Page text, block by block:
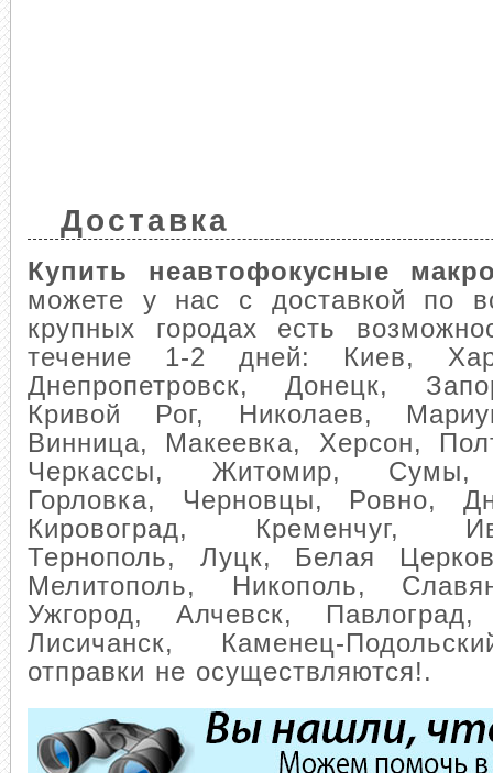
Доставка
Купить неавтофокусные
можете у нас с доставкой по
крупных городах есть
течение 1-2 дней: Киев,
Днепропетровск, Донецк,
Кривой Рог, Николаев,
Винница, Макеевка, Херсон,
Черкассы, Житомир, Сумы,
Горловка, Черновцы, Ровно,
Кировоград, Кременчуг,
Тернополь, Луцк, Белая
Мелитополь, Никополь,
Ужгород, Алчевск, Павлоград,
Лисичанск, Каменец-
отправки не осуществляются!.